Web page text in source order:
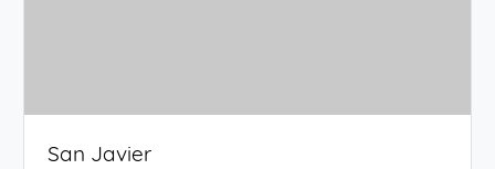
San Javier